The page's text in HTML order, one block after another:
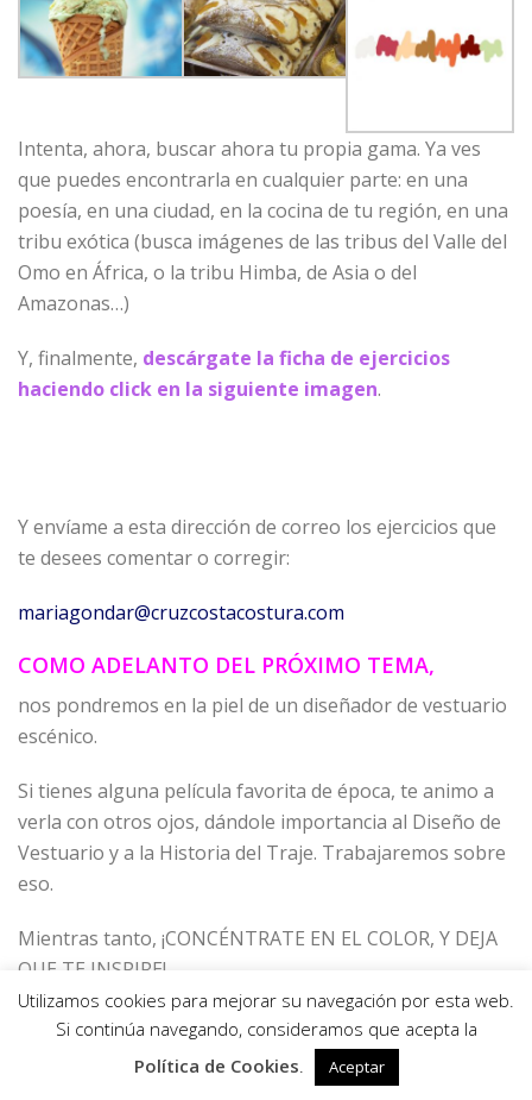
Intenta, ahora, buscar ahora tu propia gama. Ya ves
que puedes encontrarla en cualquier parte: en una
poesía, en una ciudad, en la cocina de tu región, en una
tribu exótica (busca imágenes de las tribus del Valle del
Omo en África, o la tribu Himba, de Asia o del
Amazonas…)
Y, finalmente, descárgate la ficha de ejercicios
haciendo click en la siguiente imagen.
Y envíame a esta dirección de correo los ejercicios que
te desees comentar o corregir:
mariagondar@cruzcostacostura.com
COMO ADELANTO DEL PRÓXIMO TEMA,
nos pondremos en la piel de un diseñador de vestuario
escénico.
Si tienes alguna película favorita de época, te animo a
verla con otros ojos, dándole importancia al Diseño de
Vestuario y a la Historia del Traje. Trabajaremos sobre
eso.
Mientras tanto, ¡CONCÉNTRATE EN EL COLOR, Y DEJA
QUE TE INSPIRE!
0
Utilizamos cookies para mejorar su navegación por esta web.
Si continúa navegando, consideramos que acepta la
Política de Cookies. Aceptar